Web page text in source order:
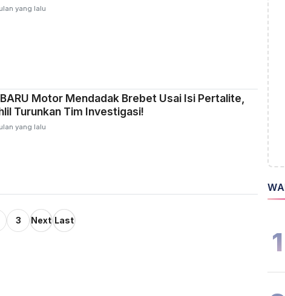
yang lalu
Motor Mendadak Brebet Usai Isi Pertalite,
Turunkan Tim Investigasi!
yang lalu
3 Next Last
1